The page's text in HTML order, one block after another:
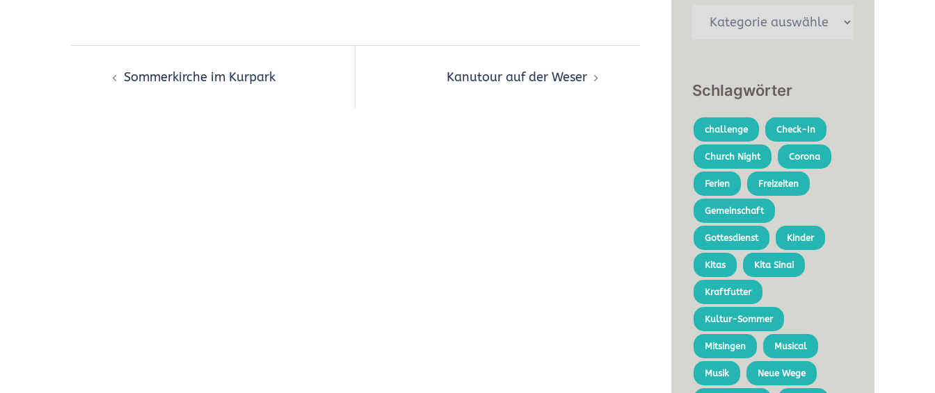
Sommerkirche im Kurpark Kanutour auf der Weser
Kategorien
Schlagwörter
challenge Check-In
Church Night Corona
Ferien Freizeiten
Gemeinschaft
Gottesdienst Kinder
Kitas Kita Sinai
Kraftfutter
Kultur-Sommer
Mitsingen Musical
Musik Neue Wege